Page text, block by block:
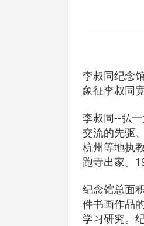
李叔同纪念
象征李叔同
李叔同--弘
交流的先驱
杭州等地执
跑寺出家。
纪念馆总面
件书画作品
学习研究。